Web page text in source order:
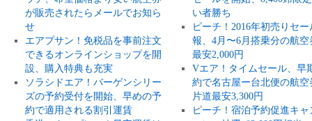
が販売されたらメールでお知ら
せ
エアプサン！免税品を事前注文
できるオンラインショップを開
設、購入特典も充実
ソラシドエア！バーゲンシリー
ズの予約受付を開始、早めの予
約で適用される割引運賃
い者勝ち
ピーチ！2016年初売りセー
報、4月〜6月搭乗分の航空
最安2,000円
Vエア！タイムセール、早
約で名古屋ー台北便の航空
片道最安3,300円
ピーチ！宿泊予約促進キャ